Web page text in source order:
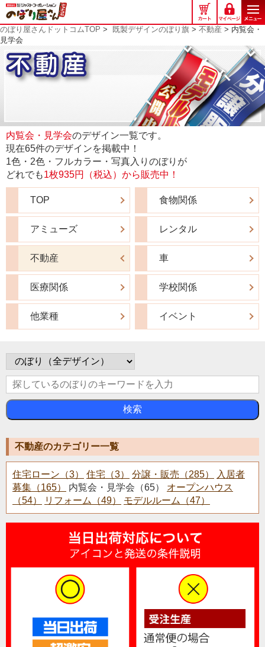
の
ぼ
り
屋
さ
ん
コ
ム
のぼり屋さんドットコムTOP > 既製デザインのぼり旗 > 不動産 > 内覧会・
見学会
内覧会・見学会のデザイン一覧です。
現在65件のデザインを掲載中！
1色・2色・フルカラー・写真入りのぼりが
どれでも1枚935円（税込）から販売中！
TOP
アミューズ
不動産
医療関係
他業種
食物関係
レンタル
車
学校関係
イベント
検索
不動産のカテゴリー一覧
住宅ローン（3） 住宅（3） 分譲・販売（285）
入居者
募集（165）
内覧会・見学会（65）
オープンハウス
（54）
リフォーム（49） モデルルーム（47）